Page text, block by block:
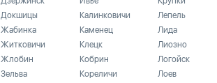
Докшицы
Жабинка
Житковичи
Жлобин
Зельва
Калинковичи
Каменец
Клецк
Кобрин
Кореличи
Лепель
Лида
Лиозно
Логойск
Лоев